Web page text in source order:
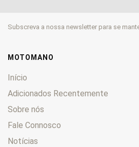
Satelis 0
Scooter
Speedake
Speedfight 0
Squab
Sum-Up 0
SV
Subscreva a nossa newsletter para se
MOTOMANO
Início
Adicionados Recentemente
Sobre nós
Fale Connosco
Notícias